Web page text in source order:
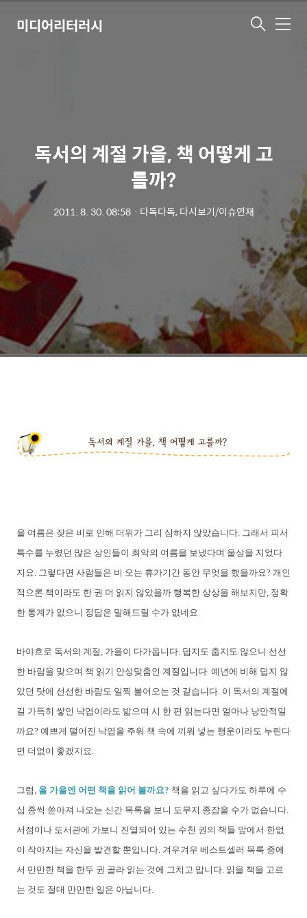
미디어리터러시 메
독서의 계절 가을, 책 어떻게 고
를까?
2011. 8. 30. 08:58ㆍ 다독다독, 다시보기/이슈연재
올 여름은 잦은 비로 인해 더위가 그리 심하지 않았습니다. 그래서 피서
특수를 누렸던 많은 상인들이 최악의 여름을 보냈다며 울상을 지었다
지요. 그렇다면 사람들은 비 오는 휴가기간 동안 무엇을 했을까요? 개인
적으론 책이라도 한 권 더 읽지 않았을까 행복한 상상을 해보지만, 정확
한 통계가 없으니 정답은 말해드릴 수가 없네요.
바야흐로 독서의 계절, 가을이 다가옵니다. 덥지도 춥지도 않으니 선선
한 바람을 맞으며 책 읽기 안성맞춤인 계절입니다. 예년에 비해 덥지 않
았던 탓에 선선한 바람도 일찍 불어오는 것 같습니다. 이 독서의 계절에
길 가득히 쌓인 낙엽이라도 밟으며 시 한 편 읽는다면 얼마나 낭만적일
까요? 예쁘게 떨어진 낙엽을 주워 책 속에 끼워 넣는 행운이라도 누린다
면 더없이 좋겠지요.
그럼, 올 가을엔 어떤 책을 읽어 볼까요? 책을 읽고 싶다가도 하루에 수
십 종씩 쏟아져 나오는 신간 목록을 보니 도무지 종잡을 수가 없습니다.
서점이나 도서관에 가보니 진열되어 있는 수천 권의 책들 앞에서 한없
이 작아지는 자신을 발견할 뿐입니다. 겨우겨우 베스트셀러 목록 중에
서 만만한 책을 한두 권 골라 읽는 것에 그치고 맙니다. 읽을 책을 고르
는 것도 절대 만만한 일은 아닙니다.